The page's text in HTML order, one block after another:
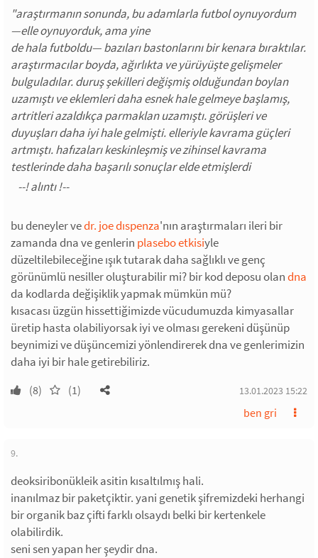
"araştırmanın sonunda, bu adamlarla futbol oynuyordum
—elle oynuyorduk, ama yine
de hala futboldu— bazıları bastonlarını bir kenara bıraktılar.
araştırmacılar boyda, ağırlıkta ve yürüyüşte gelişmeler
bulguladılar. duruş şekilleri değişmiş olduğundan boylan
uzamıştı ve eklemleri daha esnek hale gelmeye başlamış,
artritleri azaldıkça parmaklan uzamıştı. görüşleri ve
duyuşları daha iyi hale gelmişti. elleriyle kavrama güçleri
artmıştı. hafızaları keskinleşmiş ve zihinsel kavrama
testlerinde daha başarılı sonuçlar elde etmişlerdi
bu deneyler vedr. joe dıspenza'nın araştırmaları ileri bir
zamanda dna ve genlerin plasebo etkisiyle
düzeltilebileceğine ışık tutarak daha sağlıklı ve genç
görünümlü nesiller oluşturabilir mi? bir kod deposu olandna
da kodlarda değişiklik yapmak mümkün mü?
kısacası üzgün hissettiğimizde vücudumuzda kimyasallar
üretip hasta olabiliyorsak iyi ve olması gerekeni düşünüp
beynimizi ve düşüncemizi yönlendirerek dna ve genlerimizin
daha iyi bir hale getirebiliriz.
(8) (1) 13.01.2023 15:22
ben gri
9.
deoksiribonükleik asitin kısaltılmış hali.
inanılmaz bir paketçiktir. yani genetik şifremizdeki herhangi
bir organik baz çifti farklı olsaydı belki bir kertenkele
olabilirdik.
seni sen yapan her şeydir dna.